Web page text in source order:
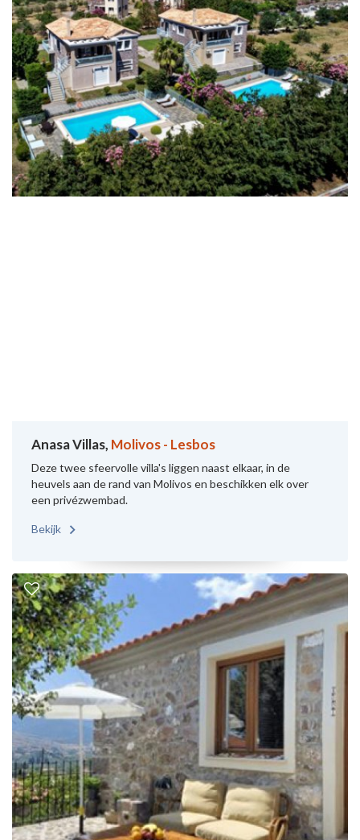
Anasa Villas, Molivos - Lesbos
Deze twee sfeervolle villa's liggen naast elkaar, in de
heuvels aan de rand van Molivos en beschikken elk over
een privézwembad.
Bekijk